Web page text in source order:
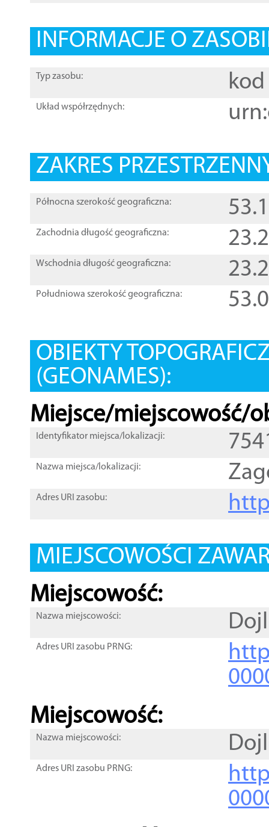
INFORMACJE O
Typ zasobu: kod
Układ współrzędnych:
ZAKRES
Północna szerokość geograficzna:
Zachodnia długość geograficzna:
Wschodnia długość geograficzna:
Południowa szerokość geograficzna:
OBIEKTY
(GEONAMES):
Miejsce/miejscowość/
Identyfikator miejsca/lokalizacji:
Nazwa miejsca/lokalizacji:
Adres URI zasobu:
MIEJSCOWOŚCI
Miejscowość:
Nazwa miejscowości:
Adres URI zasobu PRNG:
Miejscowość:
Nazwa miejscowości:
Adres URI zasobu PRNG: